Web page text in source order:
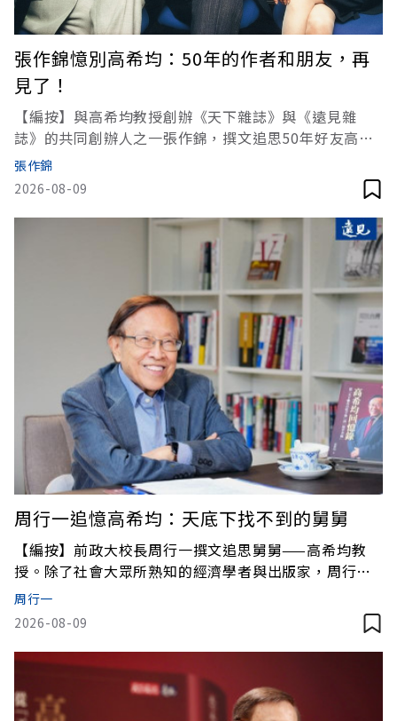
張作錦憶別高希均：50年的作者和朋友，再
見了！
【編按】與高希均教授創辦《天下雜誌》與《遠見雜
誌》的共同創辦人之一張作錦，撰文追思50年好友高希
均。張作錦在擔任《聯合報》總編輯期間，曾慧眼獨具
邀請高希均撰寫專欄評論，高希均遂以〈天下哪有白吃
的午餐？〉與〈決策錯誤比貪汙更可怕〉等宏文，開創
台灣公共知識份子的先河，其新穎觀念撼動台灣社會，
張作錦
2026-08-09
周行一追憶高希均：天底下找不到的舅舅
【編按】前政大校長周行一撰文追思舅舅——高希均教
授。除了社會大眾所熟知的經濟學者與出版家，周行一
從家族後輩的角度，感念高希均在私領域中對親人的溫
暖關照。從傾力照顧姊妹、支撐家族，到以溫煦智慧提
點後輩求學與做人道理，高希均不僅影響了無數讀者，
更深刻指引了整個家族的命運。周行一的字裡行間充滿
周行一
2026-08-09